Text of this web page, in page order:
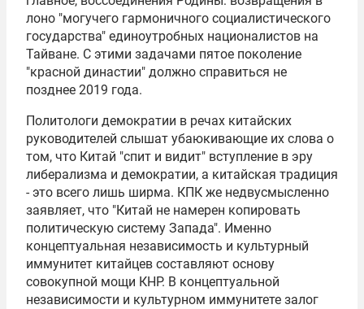
лоно "могучего гармоничного социалистического
государства" единоутробных националистов на
Тайване. С этими задачами пятое поколение
"красной династии" должно справиться не
позднее 2019 года.
Политологи демократии в речах китайских
руководителей слышат убаюкивающие их слова о
том, что Китай "спит и видит" вступление в эру
либерализма и демократии, а китайская традиция
- это всего лишь ширма. КПК же недвусмысленно
заявляет, что "Китай не намерен копировать
политическую систему Запада". Именно
концептуальная независимость и культурный
иммунитет китайцев составляют основу
совокупной мощи КНР. В концептуальной
независимости и культурном иммунитете залог